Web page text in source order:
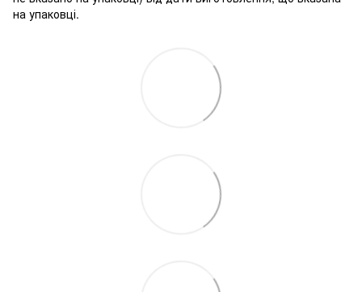
на упаковці.